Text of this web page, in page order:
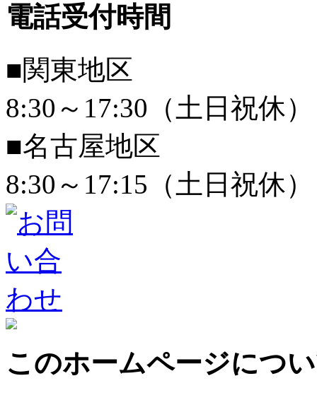
電話受付時間
■関東地区
8:30～17:30（土日祝休）
■名古屋地区
8:30～17:15（土日祝休）
このホームページにつ